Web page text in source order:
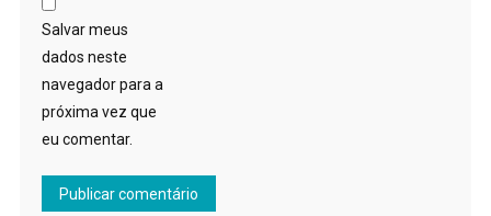
Salvar meus
dados neste
navegador para a
próxima vez que
eu comentar.